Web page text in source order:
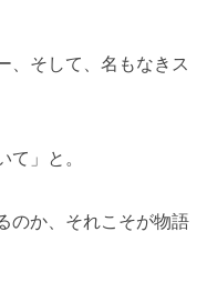
、そして、名もなきス
」と。
のか、それこそが物語